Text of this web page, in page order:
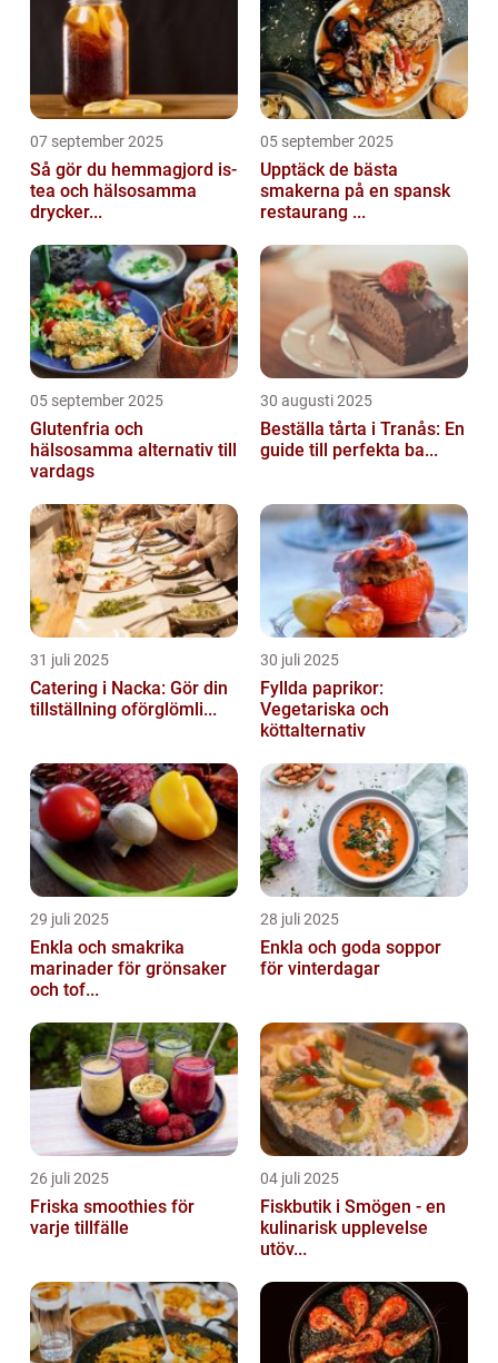
07 september 2025
Så gör du hemmagjord is-
tea och hälsosamma
drycker...
05 september 2025
Upptäck de bästa
smakerna på en spansk
restaurang ...
05 september 2025
Glutenfria och
hälsosamma alternativ till
vardags
30 augusti 2025
Beställa tårta i Tranås: En
guide till perfekta ba...
31 juli 2025
Catering i Nacka: Gör din
tillställning oförglömli...
30 juli 2025
Fyllda paprikor:
Vegetariska och
köttalternativ
29 juli 2025
Enkla och smakrika
marinader för grönsaker
och tof...
28 juli 2025
Enkla och goda soppor
för vinterdagar
26 juli 2025
Friska smoothies för
varje tillfälle
04 juli 2025
Fiskbutik i Smögen - en
kulinarisk upplevelse
utöv...